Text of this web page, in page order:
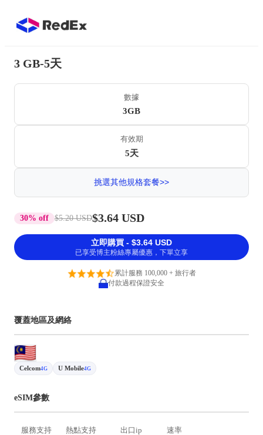
3 GB-5天
數據
3GB
有效期
5天
挑選其他規格套餐>>
30% off $5.20 USD$3.64 USD
立即購買 - $3.64 USD
已享受博主粉絲專屬優惠，下單立享
累計服務 100,000 + 旅行者
付款過程保證安全
覆蓋地區及網絡
Celcom4G U Mobile4G
eSIM參數
服務支持
熱點支持
出口ip
速率